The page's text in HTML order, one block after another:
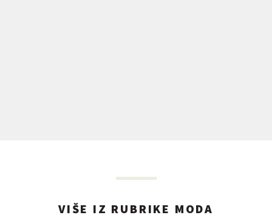
VIŠE IZ RUBRIKE MODA